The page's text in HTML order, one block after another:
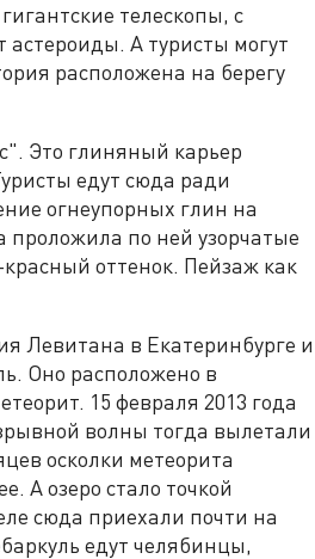
телескопы, с
А туристы могут
расположена на берегу
Это глиняный карьер
едут сюда ради
огнеупорных глин на
проложила по ней узорчатые
оттенок. Пейзаж как
Левитана в Екатеринбурге и
Оно расположено в
15 февраля 2013 года
волны тогда вылетали
осколки метеорита
А озеро стало точкой
сюда приехали почти на
едут челябинцы,